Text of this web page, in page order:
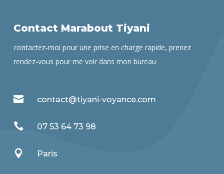
Contact Marabout Tiyani
contactez-moi pour une prise en charge rapide, prenez
rendez-vous pour me voir dans mon bureau
 contact@tiyani-voyance.com
 07 53 64 73 98
 Paris